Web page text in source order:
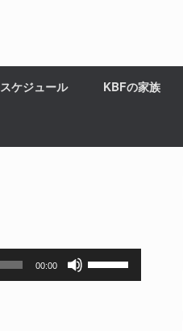
スケジュール KBFの家族
00:00